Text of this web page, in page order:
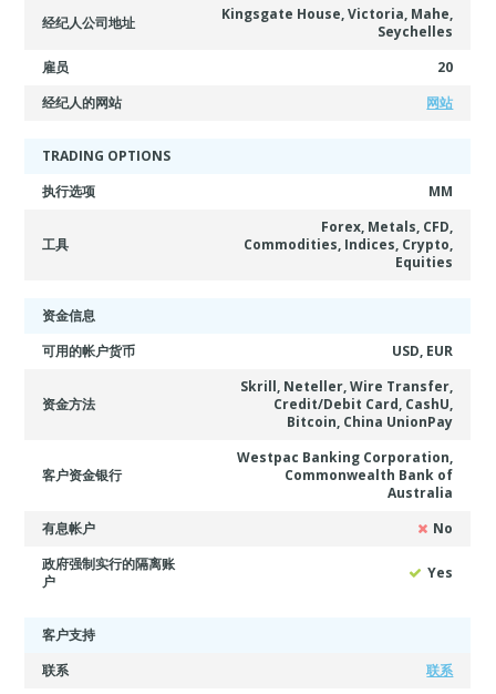
经纪人公司地址
Kingsgate House, Victoria, Mahe,
Seychelles
雇员
20
经纪人的网站
网站
TRADING OPTIONS
执行选项
MM
工具
Forex, Metals, CFD,
Commodities, Indices, Crypto,
Equities
资金信息
可用的帐户货币
USD, EUR
资金方法
Skrill, Neteller, Wire Transfer,
Credit/Debit Card, CashU,
Bitcoin, China UnionPay
客户资金银行
Westpac Banking Corporation,
Commonwealth Bank of
Australia
有息帐户
No
政府强制实行的隔离账
户
Yes
客户支持
联系
联系